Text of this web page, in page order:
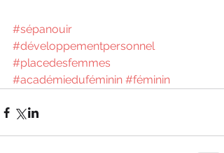
#sépanouir
#développementpersonnel
#placedesfemmes
#académieduféminin #féminin